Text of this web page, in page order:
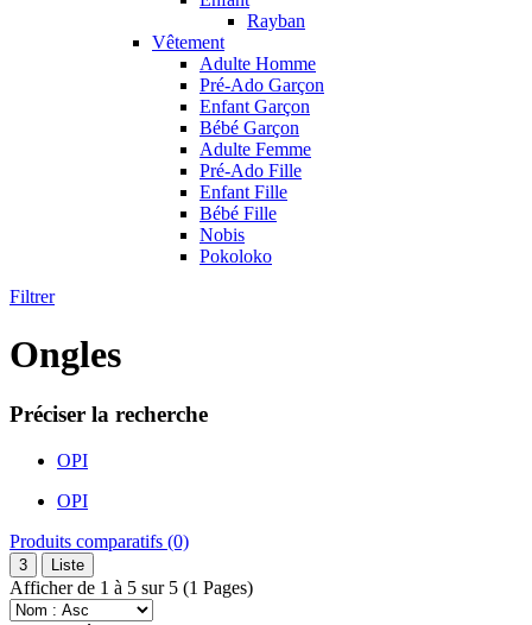
Rayban
Vêtement
Adulte Homme
Pré-Ado Garçon
Enfant Garçon
Bébé Garçon
Adulte Femme
Pré-Ado Fille
Enfant Fille
Bébé Fille
Nobis
Pokoloko
Filtrer
Ongles
Préciser la recherche
OPI
OPI
Produits comparatifs (0)
3 Liste
Afficher de 1 à 5 sur 5 (1 Pages)